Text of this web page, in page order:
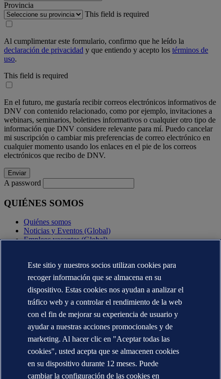
Provincia
This field is required
Al cumplimentar este formulario, confirmo que he leído la
declaración de privacidad y que entiendo y acepto los términos de
uso.
This field is required
En el futuro, me gustaría recibir correos electrónicos informativos de
DNV con contenido relacionado, como por ejemplo, invitaciones a
webinars, seminarios, boletines informativos o cualquier otro tipo de
información que DNV considere relevante para mí. Puedo cancelar
mi suscripción o cambiar mis preferencias de correo electrónico en
cualquier momento usando los enlaces en el pie de los correos
electrónicos que recibo de DNV.
A password
QUIÉNES SOMOS
Quiénes somos
Noticias y Eventos (Global)
Empleos vacantes (Global)
CONTÁCTENOS
Contacte con nosotros
Dónde estamos
Media contacts (Global)
Veracity.com
Declaración de privacidad
Términos de uso
Copyright © DNV AS 2025
Información de las cookies
Este sitio y nuestros socios utilizan cookies para
recoger información que se almacena en su
dispositivo. Estas cookies nos ayudan a analizar el
tráfico web y a controlar el rendimiento de la web
con el fin de mejorar su experiencia de usuario y
ayudar a nuestras acciones promocionales y de
marketing. Al hacer clic en "Aceptar todas las
cookies", usted acepta que se almacenen cookies
en su dispositivo durante 12 meses. Puede
cambiar la configuración de las cookies en